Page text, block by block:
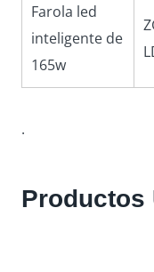
Farola led
inteligente de
165w
.
Productos